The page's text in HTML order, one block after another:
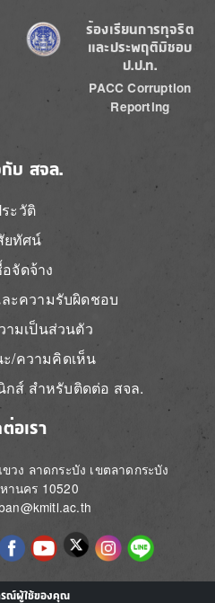
Image
ร้องเรียนการทุจริต
และประพฤติมิชอบ
ป.ป.ท.
PACC Corruption
Reporting
กับ สจล.
ะวัติ
ยทัศน์
จัดจ้าง
ะความรับผิดชอบ
ามเป็นส่วนตัว
/ความคิดเห็น
กส์ สำหรับติดต่อ สจล.
อเรา
วง ลาดกระบัง เขตลาดกระบัง
านคร 10520
ImageImageImageImage
รณ์ผู้ใช้ของคุณ